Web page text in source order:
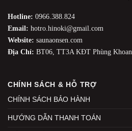
Hotline: 0966.388.824
Email: hotro.hinoki@gmail.com
Website: saunaonsen.com
Địa Chỉ: BT06, TT3A KĐT Phùng
CHÍNH SÁCH & HỖ TRỢ
CHÍNH SÁCH BẢO HÀNH
HƯỚNG DẪN THANH TOÁN